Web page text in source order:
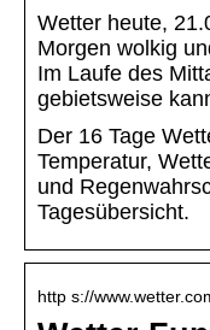
Wetter heute,
Morgen wolkig
Im Laufe des
gebietsweise
Der 16 Tage
Temperatur,
und
Tagesübersicht.
http s://